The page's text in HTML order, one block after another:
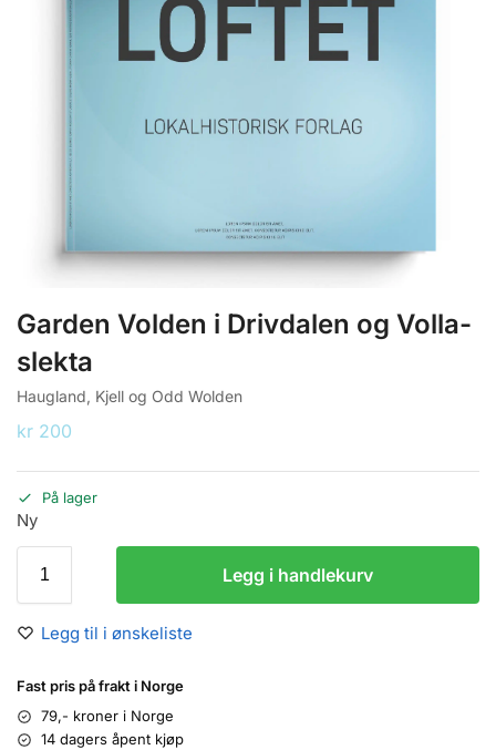
Garden Volden i Drivdalen og Volla-
slekta
Haugland, Kjell og Odd Wolden
kr 200
På lager
Ny
Legg i handlekurv
Legg til i ønskeliste
Fast pris på frakt i Norge
79,- kroner i Norge
14 dagers åpent kjøp